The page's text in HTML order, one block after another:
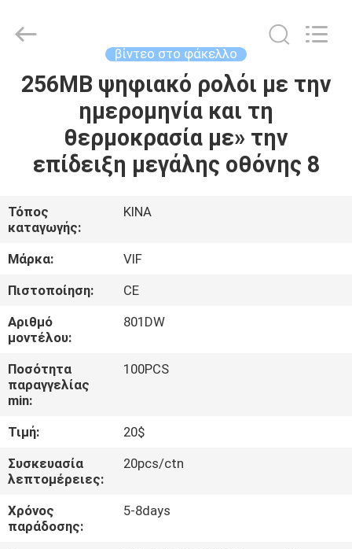
ΣΠΊΤΙ
ΠΡΟΪΌΝΤΑ
ΕΜΕΊΣ
ΓΎΡΟΣ
ΕΡΓΟΣΤΑΣΊΩΝ
ΠΟΙΟΤΙΚΌΣ
ΈΛΕΓΧΟΣ
ΕΛΆΤΕ
ΣΕ
ΕΠΑΦΉ
ΜΕ
Reserved.
βίντεο στο φάκελλο
256MB ψηφιακό ρολόι με την
ημερομηνία και τη
θερμοκρασία με» την
επίδειξη μεγάλης οθόνης 8
Τόπος
καταγωγής:
ΚΙΝΑ
Μάρκα:
VIF
Πιστοποίηση:
CE
Αριθμό
μοντέλου:
801DW
Ποσότητα
παραγγελίας
min:
100PCS
Τιμή:
20$
Συσκευασία
λεπτομέρειες:
20pcs/ctn
Χρόνος
παράδοσης:
5-8days